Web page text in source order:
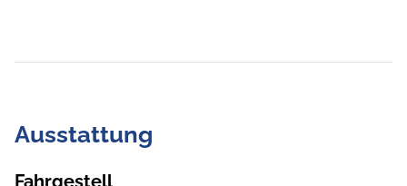
Ausstattung